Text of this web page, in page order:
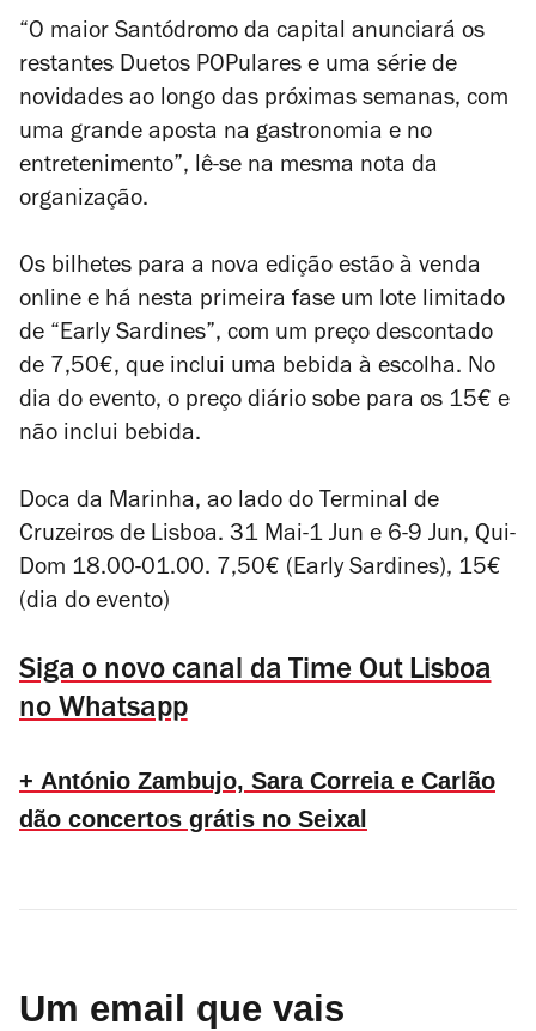
“O maior Santódromo da capital anunciará os
restantes Duetos POPulares e uma série de
novidades ao longo das próximas semanas, com
uma grande aposta na gastronomia e no
entretenimento”, lê-se na mesma nota da
organização.
Os bilhetes para a nova edição estão à venda
online e há nesta primeira fase um lote limitado
de “Early Sardines”, com um preço descontado
de 7,50€, que inclui uma bebida à escolha. No
dia do evento, o preço diário sobe para os 15€ e
não inclui bebida.
Doca da Marinha, ao lado do Terminal de
Cruzeiros de Lisboa. 31 Mai-1 Jun e 6-9 Jun, Qui-
Dom 18.00-01.00. 7,50€ (Early Sardines), 15€
(dia do evento)
Siga o novo canal da Time Out Lisboa
no Whatsapp
+ António Zambujo, Sara Correia e Carlão
dão concertos grátis no Seixal
Um email que vais